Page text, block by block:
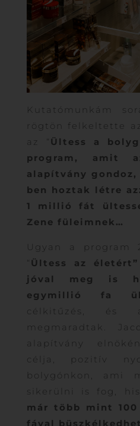
Kutatómunkám
rögtön felkeltette
az “ Ültess a
program, amit
alapítvány gondoz,
ben hoztak létre
1 millió fát
Zene füleimnek…
Ugyan a program
“ Ültess az
jóval meg is
egymillió fa
célkitűzés, és
megmaradtak.
alapítvány
célja, pozitív
bolygónkon, ami
sikerülni is fog,
már több mint
fával